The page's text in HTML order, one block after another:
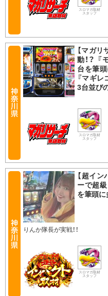
スロマガ取材
スタッフ
【マガ
動！？
台を筆頭
『マギレ
3台並び
スロマガ取材
スタッフ
【超イ
ーで超
を筆頭に
りんか隊長が実戦！！
スロマガ取材
スタッフ